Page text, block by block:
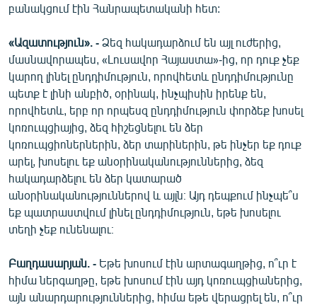
«Ազատության» բոլոր կայքերը
բանակցում էին Հանրապետականի հետ:
«Ազատություն». - Ձեզ հակադարձում են այլ ուժերից,
մասնավորապես, «Լուսավոր Հայաստա»-ից, որ դուք չեք
կարող լինել ընդդիմություն, որովհետև ընդդիմությունը
պետք է լինի անբիծ, օրինակ, ինչպիսին իրենք են,
որովհետև, երբ որ որպեսզ ընդդիմություն փորձեք խոսել
կոռուպցիայից, ձեզ հիշեցնելու են ձեր
կոռուպցիոներներին, ձեր տարիներին, թե ինչեր եք դուք
արել, խոսելու եք անօրինականություններից, ձեզ
հակադարձելու են ձեր կատարած
անօրինականություններով և այլն։ Այդ դեպքում ինչպե՞ս
եք պատրաստվում լինել ընդդիմություն, եթե խոսելու
տեղի չեք ունենալու։
Բաղդասարյան. - Եթե խոսում էին արտագաղթից, ո՞ւր է
հիմա ներգաղթը, եթե խոսում էին այդ կոռուպցիաներից,
այն անարդարություններից, հիմա եթե վերացրել են, ո՞ւր